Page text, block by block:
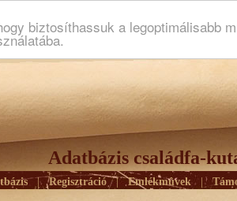
biztosíthassuk a legoptimálisabb
Adatbázis családfa-
| Regisztráció | Emlékmûvek |